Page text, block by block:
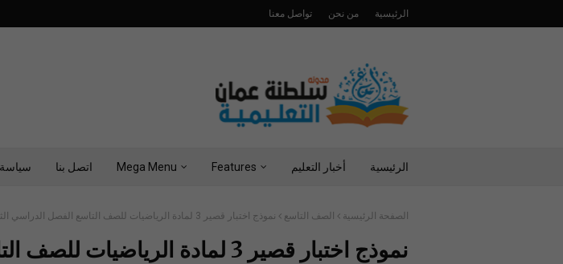
الرئيسية من نحن تواصل معنا
الرئيسية أخبار التعليم Features
Mega Menu اتصل بنا
الصفحة الرئيسية الصف التاسع نموذج اختبار قصير 3 لمادة الرياضيات للصف التاسع الفصل الدراسي الثاني ..
نموذج اختبار قصير 3 لمادة الرياضيات